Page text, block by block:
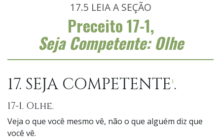
17.5 LEIA A SEÇÃO
Preceito 17-1,
Seja Competente: Olhe
17. SEJA COMPETENTE1.
17-1. Olhe.
Veja o que você mesmo vê, não o que alguém diz que
você vê.